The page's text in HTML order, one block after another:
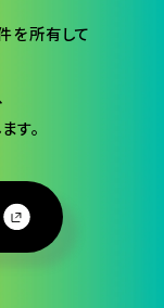
を所有して
す。